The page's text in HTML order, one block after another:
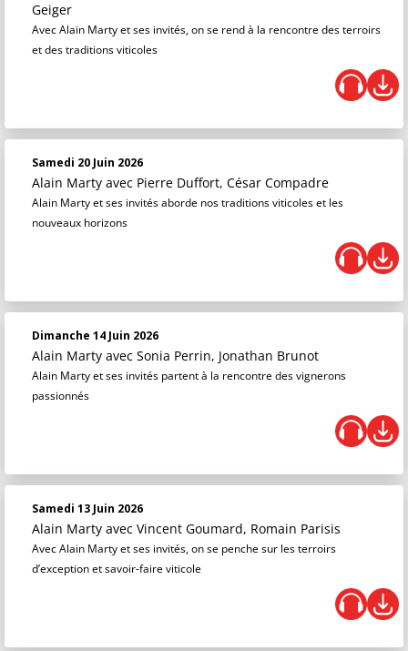
Geiger
Avec Alain Marty et ses invités, on se rend à la rencontre des terroirs
et des traditions viticoles
Samedi 20 Juin 2026
Alain Marty avec Pierre Duffort, César Compadre
Alain Marty et ses invités aborde nos traditions viticoles et les
nouveaux horizons
Dimanche 14 Juin 2026
Alain Marty avec Sonia Perrin, Jonathan Brunot
Alain Marty et ses invités partent à la rencontre des vignerons
passionnés
Samedi 13 Juin 2026
Alain Marty avec Vincent Goumard, Romain Parisis
Avec Alain Marty et ses invités, on se penche sur les terroirs
d’exception et savoir-faire viticole